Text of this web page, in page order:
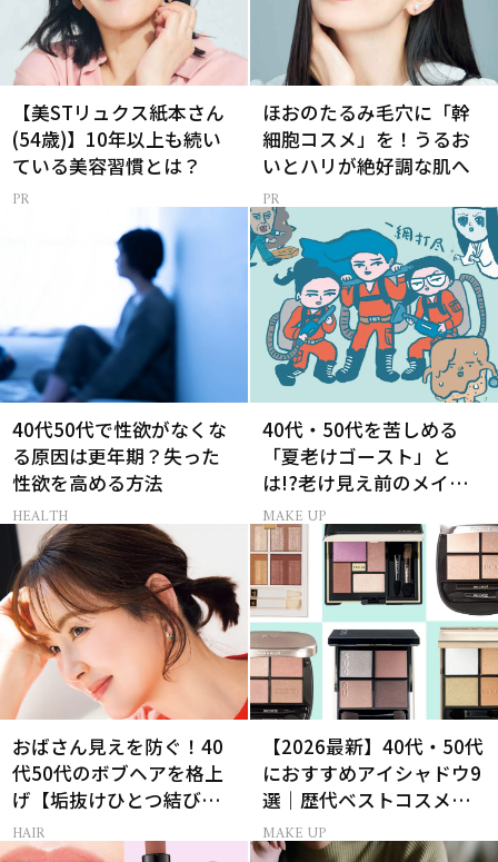
【美STリュクス紙本さん
(54歳)】10年以上も続い
ている美容習慣とは？
ほおのたるみ毛穴に「幹
細胞コスメ」を！うるお
いとハリが絶好調な肌へ
40代50代で性欲がなくな
る原因は更年期？失った
性欲を高める方法
HEALTH
40代・50代を苦しめる
「夏老けゴースト」と
は!?老け見え前のメイク
くずれ＆くすみ対策
MAKE UP
おばさん見えを防ぐ！40
代50代のボブヘアを格上
げ【垢抜けひとつ結び】
のルール
HAIR
【2026最新】40代・50代
におすすめアイシャドウ9
選｜歴代ベストコスメ受
賞まとめ
MAKE UP